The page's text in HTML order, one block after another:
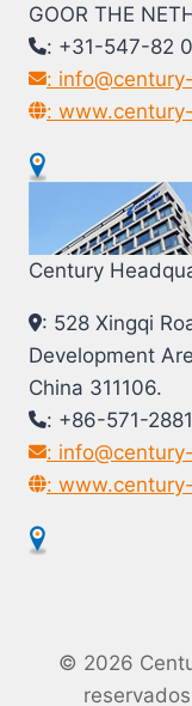
GOOR THE
: +31-547-82
:
:
Century
: 528 Xingqi
Development
China 311106.
: +86-571-
:
:
© 2026